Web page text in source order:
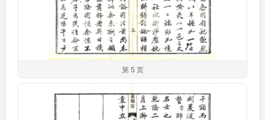
第 5 页